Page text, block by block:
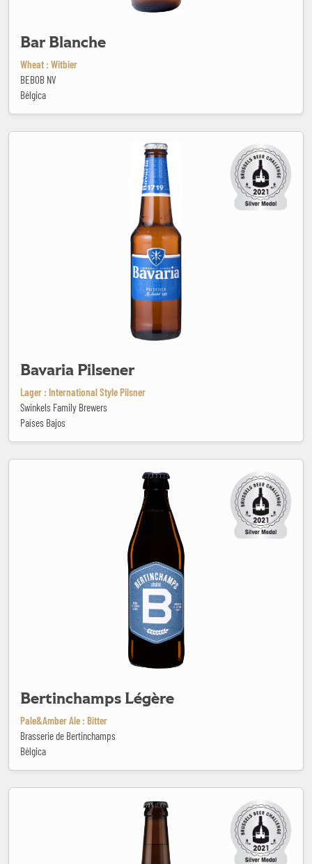
Bar Blanche
Wheat : Witbier
BEBOB NV
Bélgica
Bavaria Pilsener
Lager : International Style Pilsner
Swinkels Family Brewers
Países Bajos
Bertinchamps Légère
Pale&Amber Ale : Bitter
Brasserie de Bertinchamps
Bélgica